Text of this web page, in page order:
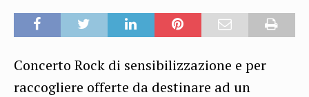
Concerto Rock di sensibilizzazione e per
raccogliere offerte da destinare ad un